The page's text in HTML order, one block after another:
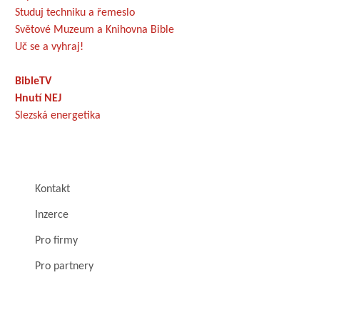
Studuj techniku a řemeslo
Světové Muzeum a Knihovna Bible
Uč se a vyhraj!
BibleTV
Hnutí NEJ
Slezská energetika
Kontakt
Inzerce
Pro firmy
Pro partnery